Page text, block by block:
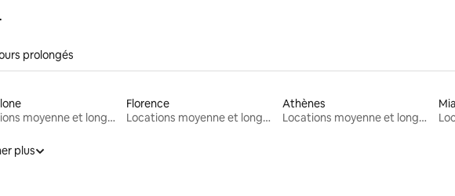
prolongés
Locations moyenne et longue durée
Florence
Locations moyenne et longue durée
Athènes
Locations moyenne et longue durée
plus